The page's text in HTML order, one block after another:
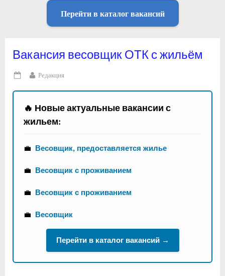
Перейти в каталог вакансий
Вакансия весовщик ОТК с жильём
Posted
on
By
Редакция
🔥 Новые актуальные вакансии с
жильем:
💼 Весовщик, предоставляется жилье
💼 Весовщик с проживанием
💼 Весовщик с проживанием
💼 Весовщик
Перейти в каталог вакансий →